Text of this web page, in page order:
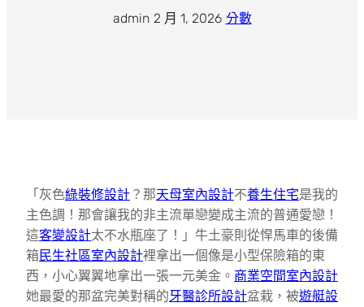
admin· 2 月 1, 2026· 分數
「灰色綠裝修設計 ？那天母室內設計不養生住宅是我的
主色調！那會讓我的非主流單戀變成主流的普通愛戀！
這客變設計太不水瓶座了！」牛土豪則從悍馬車的後備
箱民生社區室內設計裡拿出一個像是小型保險箱的東
西，小心翼翼地拿出一張一元美金。 商業空間室內設計
她最愛的那盆完美對稱的牙醫診所設計盆栽，被遊艇設